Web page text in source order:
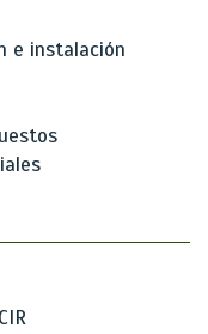
e instalación